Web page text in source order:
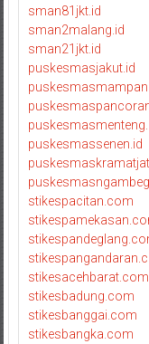
sman81jkt.id
sman2malang.id
sman21jkt.id
puskesmasjakut.id
puskesmassenen.id
stikespacitan.com
stikesacehbarat.com
stikesbadung.com
stikesbanggai.com
stikesbangka.com